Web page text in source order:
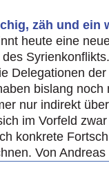
zäh und ein
heute eine
Delegationen
bislang
nur indirekt
im Vorfeld
konkrete
Von